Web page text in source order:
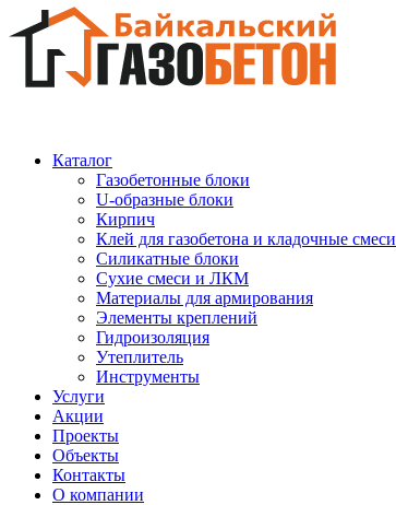
Каталог
Газобетонные блоки
U-образные блоки
Кирпич
Клей для газобетона и кладочные смеси
Силикатные блоки
Сухие смеси и ЛКМ
Материалы для армирования
Элементы креплений
Гидроизоляция
Утеплитель
Инструменты
Услуги
Акции
Проекты
Объекты
Контакты
О компании